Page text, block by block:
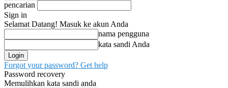
pencarian
Sign in
Selamat Datang! Masuk ke akun Anda
nama pengguna
kata sandi Anda
Forgot your password? Get help
Password recovery
Memulihkan kata sandi anda